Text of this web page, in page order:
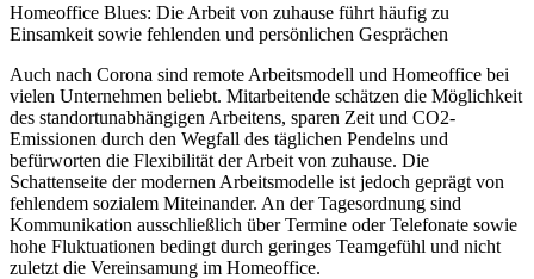
Homeoffice Blues: Die Arbeit von zuhause führt häufig zu
Einsamkeit sowie fehlenden und persönlichen Gesprächen
Auch nach Corona sind remote Arbeitsmodell und Homeoffice bei
vielen Unternehmen beliebt. Mitarbeitende schätzen die Möglichkeit
des standortunabhängigen Arbeitens, sparen Zeit und CO2-
Emissionen durch den Wegfall des täglichen Pendelns und
befürworten die Flexibilität der Arbeit von zuhause. Die
Schattenseite der modernen Arbeitsmodelle ist jedoch geprägt von
fehlendem sozialem Miteinander. An der Tagesordnung sind
Kommunikation ausschließlich über Termine oder Telefonate sowie
hohe Fluktuationen bedingt durch geringes Teamgefühl und nicht
zuletzt die Vereinsamung im Homeoffice.